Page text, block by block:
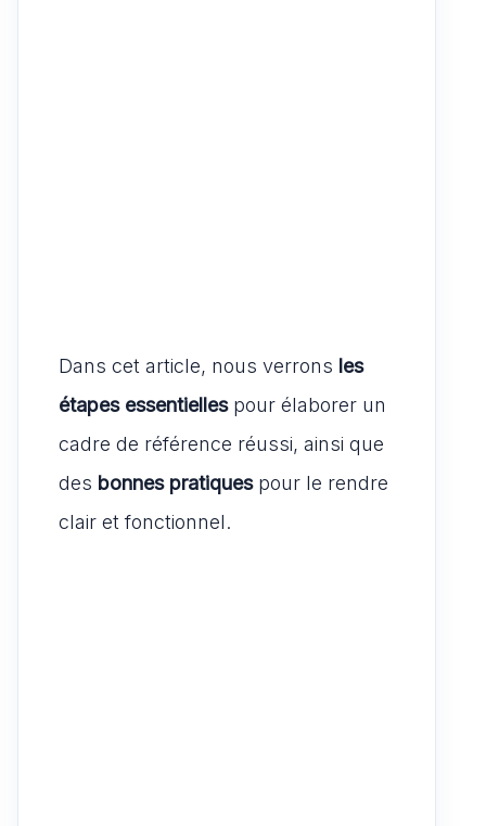
Dans cet article, nous verrons les
étapes essentiellespour élaborer un
cadre de référence réussi, ainsi que
des bonnes pratiquespour le rendre
clair et fonctionnel.